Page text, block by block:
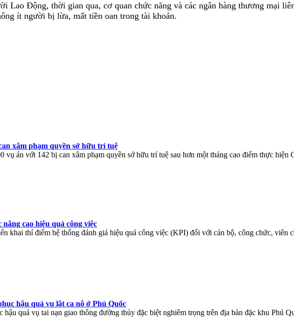
Lao Động, thời gian qua, cơ quan chức năng và các ngân hàng thương mại
ít người bị lừa, mất tiền oan trong tài khoản.
xâm phạm quyền sở hữu trí tuệ
vụ án với 142 bị can xâm phạm quyền sở hữu trí tuệ sau hơn một tháng cao điểm thực hiện
cao hiệu quả công việc
khai thí điểm hệ thống đánh giá hiệu quả công việc (KPI) đối với cán bộ, công chức, viên
hậu quả vụ lật ca nô ở Phú Quốc
quả vụ tai nạn giao thông đường thủy đặc biệt nghiêm trọng trên địa bàn đặc khu Phú